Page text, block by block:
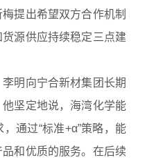
提出希望双方合作机制
源供应持续稳定三点建
明向宁合新材集团长期
坚定地说，海湾化学能
通过“标准+α”策略，能
和优质的服务。在后续